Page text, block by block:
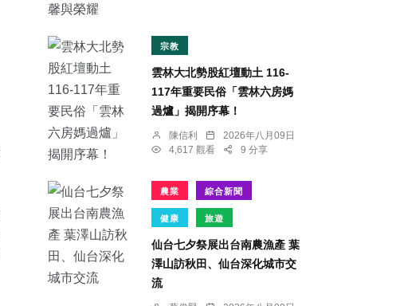
宗教
雲林大北勢股紅壇動土 116-
117年重要民俗「雲林六房媽
過爐」揭開序幕！
陳信利
2026年八月09日
4,617 觀看
9 分享
農業 綜合新聞
健康 旅遊
仙台七夕祭展出台南農漁產 葉
澤山訪秋田、仙台深化城市交
流